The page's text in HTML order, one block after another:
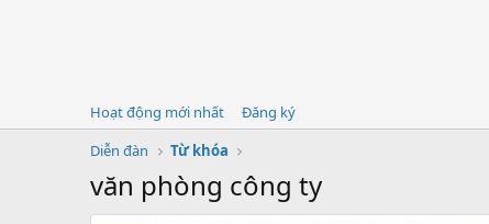
Hoạt động mới nhất
Đăng ký
Diễn đàn
Từ khóa
văn phòng công ty